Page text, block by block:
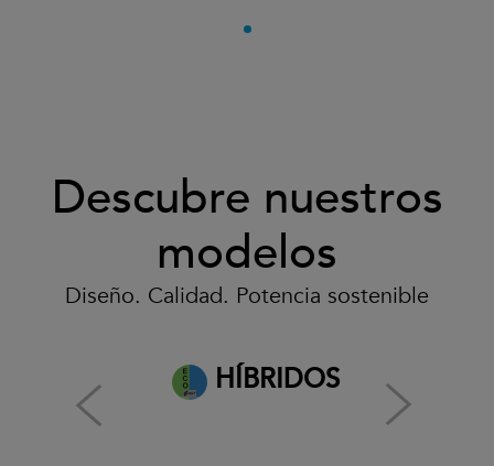
Descubre nuestros
modelos
Diseño. Calidad. Potencia sostenible
HÍBRIDOS